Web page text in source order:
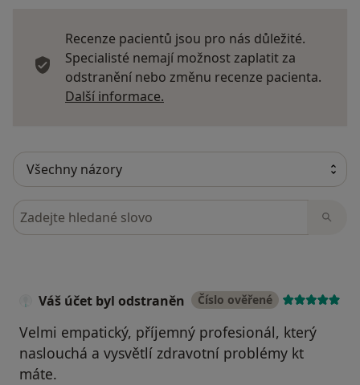
Recenze pacientů jsou pro nás důležité.
Specialisté nemají možnost zaplatit za
odstranění nebo změnu recenze pacienta.
Další informace.
Hledejte v názorech
Váš účet byl odstraněn Číslo ověřené
Velmi empatický, příjemný profesionál, který
naslouchá a vysvětlí zdravotní problémy kt
máte.